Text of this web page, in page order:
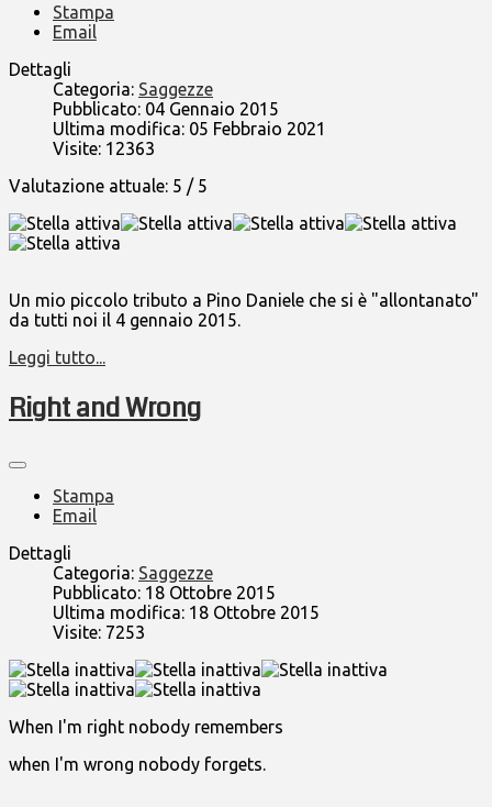
Stampa
Email
Dettagli
Categoria: Saggezze
Pubblicato: 04 Gennaio 2015
Ultima modifica: 05 Febbraio 2021
Visite: 12363
Valutazione attuale: 5 / 5
Un mio piccolo tributo a Pino Daniele che si è "allontanato"
da tutti noi il 4 gennaio 2015.
Leggi tutto...
Right and Wrong
Stampa
Email
Dettagli
Categoria: Saggezze
Pubblicato: 18 Ottobre 2015
Ultima modifica: 18 Ottobre 2015
Visite: 7253
When I'm right nobody remembers
when I'm wrong nobody forgets.